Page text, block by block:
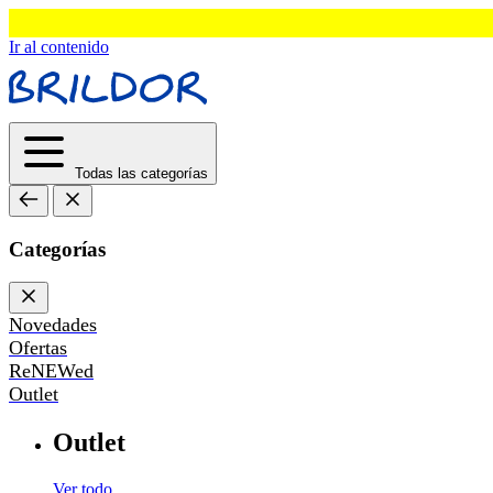
Ir al contenido
Todas las categorías
Categorías
Novedades
Ofertas
ReNEWed
Outlet
Outlet